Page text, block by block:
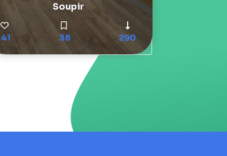
Soupir
41 38 290